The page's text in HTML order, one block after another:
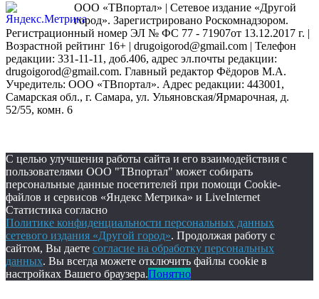
ООО «ТВпортал» | Сетевое издание «Другой
город». Зарегистрировано Роскомнадзором.
Регистрационный номер ЭЛ № ФС 77 - 71907от 13.12.2017 г. |
Возрастной рейтинг 16+ | drugoigorod@gmail.com | Телефон
редакции: 331-11-11, доб.406, адрес эл.почты редакции:
drugoigorod@gmail.com. Главный редактор Фёдоров М.А.
Учредитель: ООО «ТВпортал». Адрес редакции: 443001,
Самарская обл., г. Самара, ул. Ульяновская/Ярмарочная, д.
52/55, комн. 6
С целью улучшения работы сайта и его взаимодействия с
пользователями ООО "ТВпортал" может собирать
персональные данные посетителей при помощи Cookie-
файлов и сервисов «Яндекс Метрика» и LiveInternet
Статистика согласно
Политике конфиденциальности персональных данных
сетевого издания «Другой город». Продолжая работу с
сайтом, Вы даете согласие на обработку персональных
данных. Вы всегда можете отключить файлы cookie в
настройках Вашего браузера.Понятно